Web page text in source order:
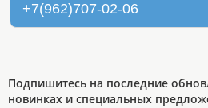
+7(962)707-02-06
Подпишитесь на последние
новинках и специальных